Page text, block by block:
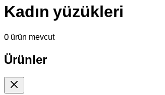
Kadın yüzükleri
0 ürün mevcut
Ürünler